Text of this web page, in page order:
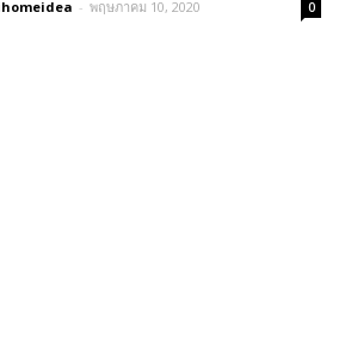
- พฤษภาคม 10, 2020 0